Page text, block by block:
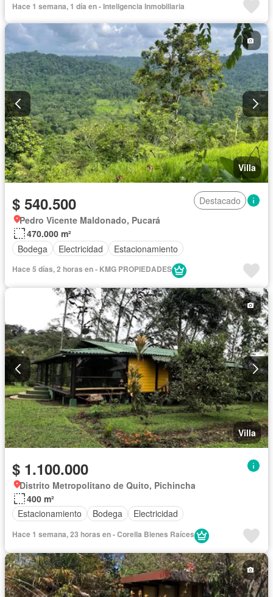
Hace 1 semana, 1 día en - Inteligencia Inmobiliaria
Villa
$ 540.500
Destacado
Pedro Vicente Maldonado, Pucará
470.000 m²
Bodega
Electricidad Estacionamiento
Hace 5 días, 2 horas en - KMG PROPIEDADES
Villa
$ 1.100.000
Distrito Metropolitano de Quito, Pichincha
400 m²
Estacionamiento
Bodega Electricidad
Hace 1 semana, 23 horas en - Corella Bienes Raíces